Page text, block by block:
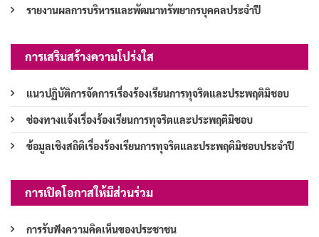
รายงานผลการบริหารและพัฒนาทรัพยากรบุคคลประจำปี
การเสริมสร้างความโปร่งใส
แนวปฏิบัติการจัดการเรื่องร้องเรียนการทุจริตและประพฤติมิชอบ
ช่องทางแจ้งเรื่องร้องเรียนการทุจริตและประพฤติมิชอบ
ข้อมูลเชิงสถิติเรื่องร้องเรียนการทุจริตและประพฤติมิชอบประจำปี
การเปิดโอกาสให้มีส่วนร่วม
การรับฟังความคิดเห็นของประชาชน